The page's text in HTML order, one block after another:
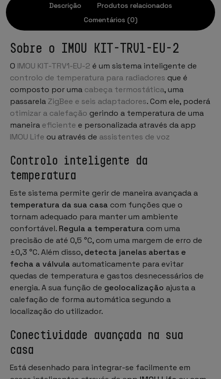
Descrição
Produtos relacionados
Comentários (0)
Sobre o IMOU KIT-TRV1-EU-2
O IMOU KIT-TRV1-EU-2 é um sistema inteligente de
controlo de temperatura para radiadores que é
composto por uma cabeça termostática, uma
passarela ZigBee e seis adaptadores. Com ele, poderá
otimizar a calefação gerindo a temperatura de uma
maneira eficiente e personalizada através da app
IMOU Life ou através de assistentes de voz
Controlo inteligente da
temperatura
Este sistema permite gerir de maneira avançada a
temperatura da sua casa com funções que o
tornam adequado para manter um ambiente
confortável. Regula a temperatura com uma
precisão de até 0,5 °C, com uma margem de erro de
±0,3 °C. Além disso, detecta janelas abertas e
fecha a válvula automaticamente para evitar
quedas de temperatura e gastos desnecessários de
energia. A sua função de geolocalização ajusta a
calefação de forma automática segundo a
localização do utilizador.
Conectividade avançada na sua
casa
Está desenhado para integrar-se facilmente em